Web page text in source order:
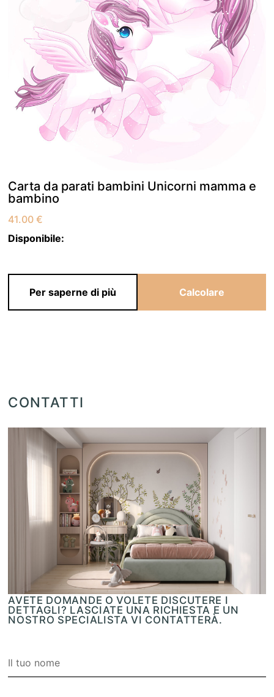
Carta da parati bambini Unicorni mamma e
bambino
41.00€
Disponibile:
Per saperne di più Calcolare
CONTATTI
AVETE DOMANDE O VOLETE DISCUTERE I
DETTAGLI? LASCIATE UNA RICHIESTA E UN
NOSTRO SPECIALISTA VI CONTATTERÀ.